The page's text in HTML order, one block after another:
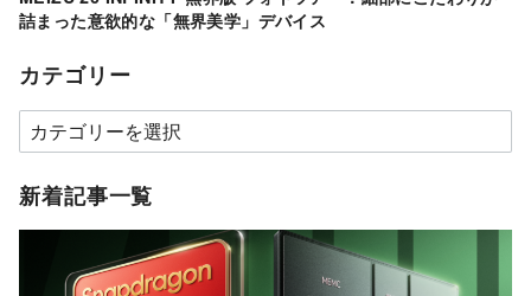
詰まった意欲的な「無界美学」デバイス
カテゴリー
カ
テ
ゴ
新着記事一覧